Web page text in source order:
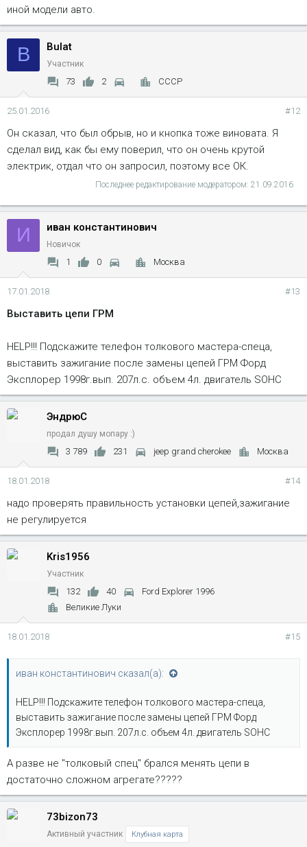
иной модели авто.
B Bulat
Участник
73 2 СССР
25.01.2016 #12
Он сказал, что был обрыв, но и кнопка тоже виновата. Я
сделал вид, как бы ему поверил, что он очень крутой
электрик, отдал что он запросил, поэтому все ОК.
Последнее редактирование модератором: 21.09.2016
И иван константинович
Новичок
1 0 Москва
17.01.2018 #13
Выставить цепи ГРМ
HELP!!! Подскажите телефон толкового мастера-спеца,
выставить зажигание после замены цепей ГРМ Форд
Эксплорер 1998г.вып. 207л.с. объем 4л. двигатель SOHC
ЭндрюС
продал душу мопару :)
3 789 231 jeep grand cherokee Москва
18.01.2018 #14
надо проверять правильность установки цепей,зажигание
не регулируется
Kris1956
Участник
132 40
Ford Explorer 1996
Великие Луки
18.01.2018 #15
иван константинович сказал(а):
HELP!!! Подскажите телефон толкового мастера-спеца,
выставить зажигание после замены цепей ГРМ Форд
Эксплорер 1998г.вып. 207л.с. объем 4л. двигатель SOHC
А разве не "толковый спец" брался менять цепи в
достаточно сложном агрегате?????
73bizon73
Активный участник Клубная карта